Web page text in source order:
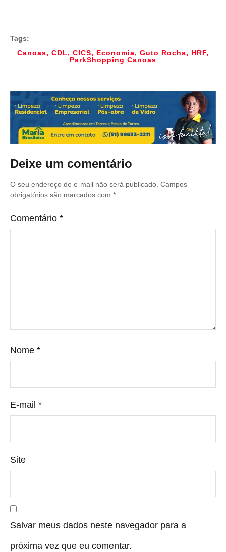
Tags:
Canoas, CDL, CICS, Economia, Guto Rocha, HRF,
ParkShopping Canoas
Deixe um comentário
O seu endereço de e-mail não será publicado. Campos
obrigatórios são marcados com *
Comentário *
Nome *
E-mail *
Site
Salvar meus dados neste navegador para a
próxima vez que eu comentar.